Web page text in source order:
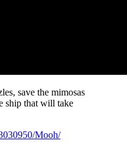
save the mimosas
ship that will take
Mooh/